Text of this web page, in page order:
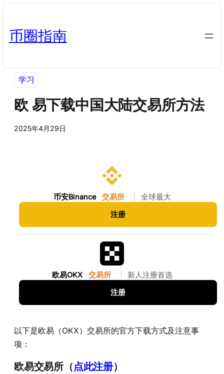
币圈指南
学习
欧 易下载中国大陆交易所方法
2025年4月29日
币安Binance 交易所 全球最大
注册
欧易OKX 交易所 新人注册首选
注册
以下是欧易（OKX）交易所的官方下载方式及注意事
项：
欧易交易所（点此注册）